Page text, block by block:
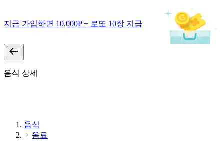
지금 가입하면 10,000P + 로또 10장 지급
음식 상세
음식
음료